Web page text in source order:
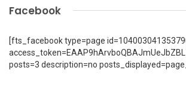
Facebook
[fts_facebook type=page
posts=3 description=no